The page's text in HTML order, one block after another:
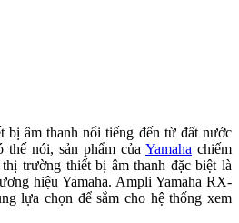
bị âm thanh nổi tiếng đến từ đất nước
nói, sản phẩm của Yamaha chiếm
trường thiết bị âm thanh đặc biệt là
hiệu Yamaha. Ampli Yamaha RX-
lựa chọn để sắm cho hệ thống xem